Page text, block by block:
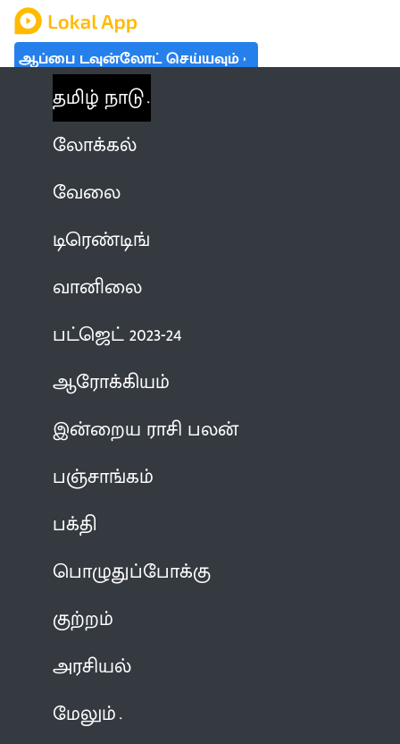
ஆப்பை டவுன்லோட் செய்யவும்
தமிழ் நாடு
லோக்கல்
வேலை
டிரெண்டிங்
வானிலை
பட்ஜெட் 2023-24
ஆரோக்கியம்
இன்றைய ராசி பலன்
பஞ்சாங்கம்
பக்தி
பொழுதுப்போக்கு
குற்றம்
அரசியல்
மேலும்